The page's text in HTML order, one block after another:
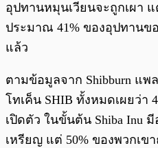
อุปทานหมุนเวียนจะถูกเผา
ประมาณ 41% ของอุปทานข
แล้ว
ตามข้อมูลจาก Shibburn แ
โทเค็น SHIB ทั้งหมดเผยว่า
เปิดตัว ในขั้นต้น Shiba Inu
เหรียญ แต่ 50% ของพวกเ